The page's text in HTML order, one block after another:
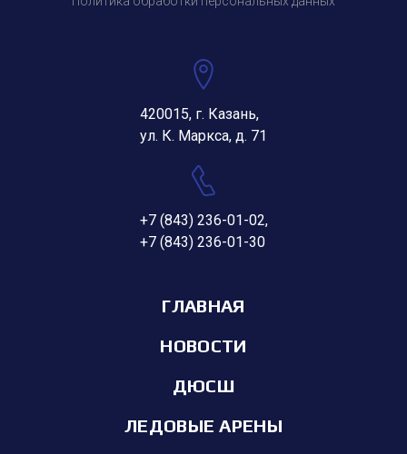
420015, г. Казань,
ул. К. Маркса, д. 71
+7 (843) 236-01-02,
+7 (843) 236-01-30
ГЛАВНАЯ
НОВОСТИ
ДЮСШ
ЛЕДОВЫЕ АРЕНЫ